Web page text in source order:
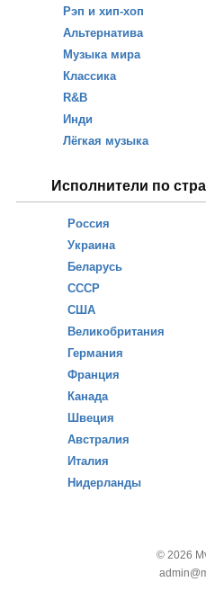
Рэп и хип-хоп
Альтернатива
Музыка мира
Классика
R&B
Инди
Лёгкая музыка
Исполнители по
Россия
Украина
Беларусь
СССР
США
Великобритания
Германия
Франция
Канада
Швеция
Австралия
Италия
Нидерланды
© 2026